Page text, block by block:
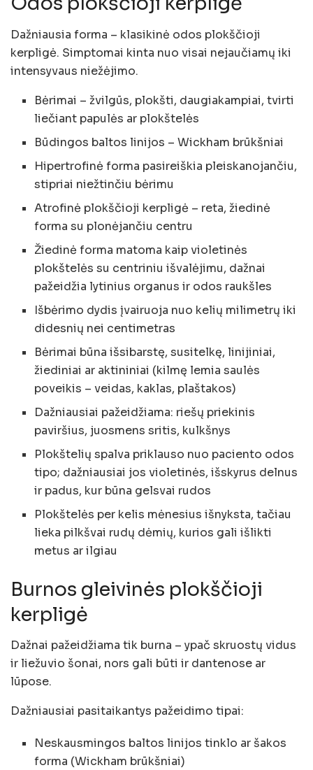
Dažniausia forma – klasikinė odos plokščioji
kerpligė. Simptomai kinta nuo visai nejaučiamų iki
intensyvaus niežėjimo.
Bėrimai – žvilgūs, plokšti, daugiakampiai, tvirti
liečiant papulės ar plokštelės
Būdingos baltos linijos – Wickham brūkšniai
Hipertrofinė forma pasireiškia pleiskanojančiu,
stipriai niežtinčiu bėrimu
Atrofinė plokščioji kerpligė – reta, žiedinė
forma su plonėjančiu centru
Žiedinė forma matoma kaip violetinės
plokštelės su centriniu išvalėjimu, dažnai
pažeidžia lytinius organus ir odos raukšles
Išbėrimo dydis įvairuoja nuo kelių milimetrų iki
didesnių nei centimetras
Bėrimai būna išsibarstę, susitelkę, linijiniai,
žiediniai ar aktininiai (kilmę lemia saulės
poveikis – veidas, kaklas, plaštakos)
Dažniausiai pažeidžiama: riešų priekinis
paviršius, juosmens sritis, kulkšnys
Plokštelių spalva priklauso nuo paciento odos
tipo; dažniausiai jos violetinės, išskyrus delnus
ir padus, kur būna gelsvai rudos
Plokštelės per kelis mėnesius išnyksta, tačiau
lieka pilkšvai rudų dėmių, kurios gali išlikti
metus ar ilgiau
Burnos gleivinės plokščioji
kerpligė
Dažnai pažeidžiama tik burna – ypač skruostų vidus
ir liežuvio šonai, nors gali būti ir dantenose ar
lūpose.
Dažniausiai pasitaikantys pažeidimo tipai:
Neskausmingos baltos linijos tinklo ar šakos
forma (Wickham brūkšniai)